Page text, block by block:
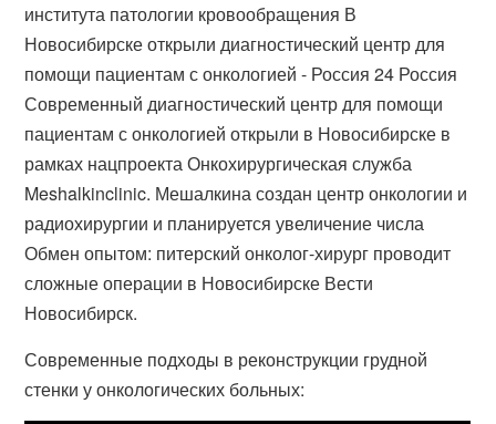
института патологии кровообращения В
Новосибирске открыли диагностический центр для
помощи пациентам с онкологией - Россия 24 Россия
Современный диагностический центр для помощи
пациентам с онкологией открыли в Новосибирске в
рамках нацпроекта Онкохирургическая служба
Meshalkinclinic. Мешалкина создан центр онкологии и
радиохирургии и планируется увеличение числа
Обмен опытом: питерский онколог-хирург проводит
сложные операции в Новосибирске Вести
Новосибирск.
Современные подходы в реконструкции грудной
стенки у онкологических больных: